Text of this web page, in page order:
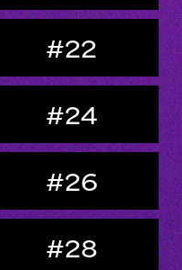
#22
#24
#26
#28